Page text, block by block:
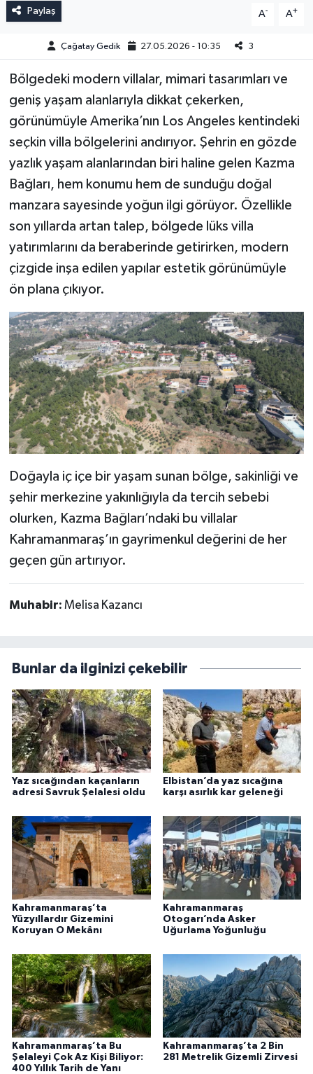
Paylaş A- A+
Çağatay Gedik 27.05.2026 - 10:35 3
Bölgedeki modern villalar, mimari tasarımları ve
geniş yaşam alanlarıyla dikkat çekerken,
görünümüyle Amerika’nın Los Angeles kentindeki
seçkin villa bölgelerini andırıyor. Şehrin en gözde
yazlık yaşam alanlarından biri haline gelen Kazma
Bağları, hem konumu hem de sunduğu doğal
manzara sayesinde yoğun ilgi görüyor. Özellikle
son yıllarda artan talep, bölgede lüks villa
yatırımlarını da beraberinde getirirken, modern
çizgide inşa edilen yapılar estetik görünümüyle
ön plana çıkıyor.
Doğayla iç içe bir yaşam sunan bölge, sakinliği ve
şehir merkezine yakınlığıyla da tercih sebebi
olurken, Kazma Bağları’ndaki bu villalar
Kahramanmaraş’ın gayrimenkul değerini de her
geçen gün artırıyor.
Muhabir: Melisa Kazancı
Bunlar da ilginizi çekebilir
Yaz sıcağından kaçanların
adresi Savruk Şelalesi oldu
Elbistan’da yaz sıcağına
karşı asırlık kar geleneği
Kahramanmaraş’ta
Yüzyıllardır Gizemini
Koruyan O Mekânı
Kahramanmaraş
Otogarı’nda Asker
Uğurlama Yoğunluğu
Kahramanmaraş’ta Bu
Şelaleyi Çok Az Kişi Biliyor:
400 Yıllık Tarih de Yanı
Kahramanmaraş’ta 2 Bin
281 Metrelik Gizemli Zirvesi